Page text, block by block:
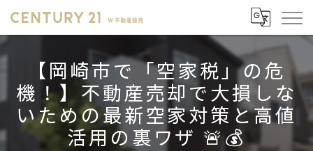
【岡崎市で「空家税」の危
機！】不動産売却で大損しな
いための最新空家対策と高値
活用の裏ワザ 🚨💰